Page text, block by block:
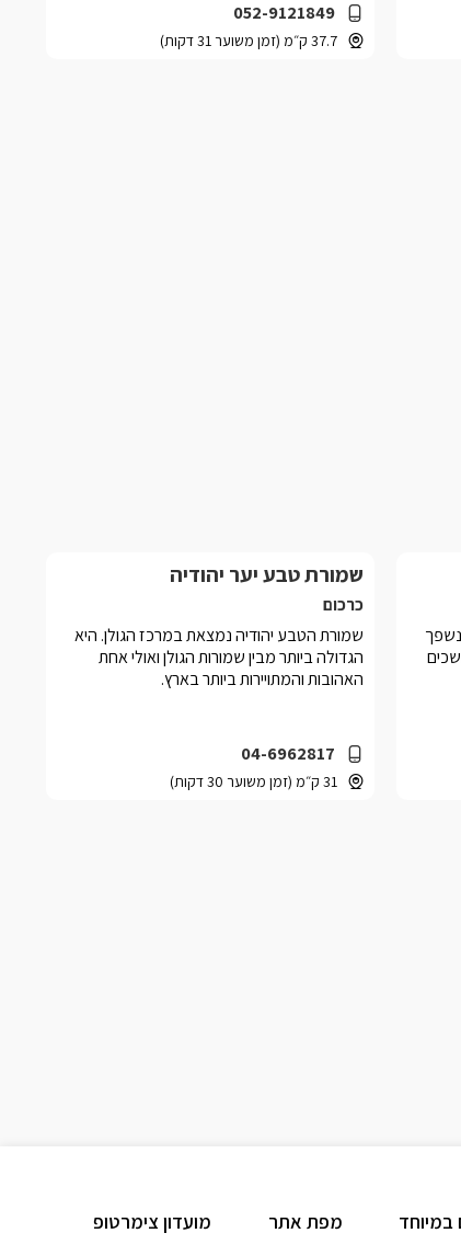
052-9121849
37.7 ק״מ (זמן משוער 31 דקות)
שמורת טבע יער יהודיה
כרכום
04-6962817
31 ק״מ (זמן משוער 30 דקות)
שמורת הטבע יהודיה נמצאת במרכז הגולן. היא
הגדולה ביותר מבין שמורות הגולן ואולי אחת
האהובות והמתויירות ביותר בארץ.
במיוחד מפת אתר מועדון צימרטופ